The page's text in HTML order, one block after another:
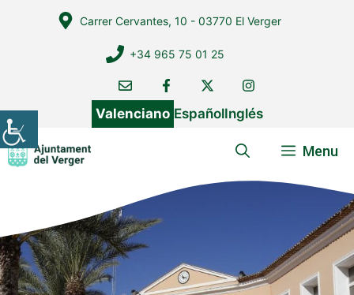
Carrer Cervantes, 10 - 03770 El Verger
+34 965 75 01 25
Valenciano EspañolInglés
Menu